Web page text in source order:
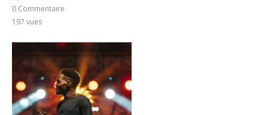
0 Commentaire
197 vues